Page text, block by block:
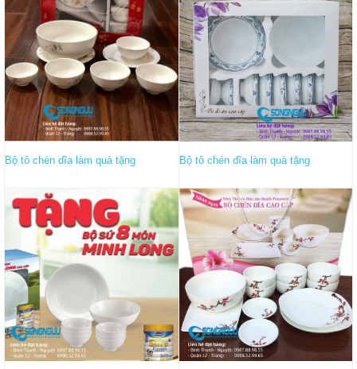
Bộ tô chén dĩa làm quà tặng Bộ tô chén dĩa làm quà tặng